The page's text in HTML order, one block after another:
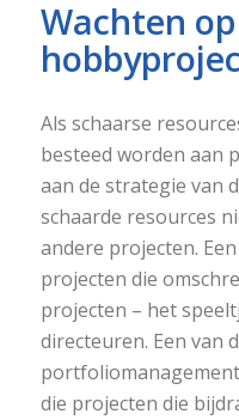
Wachten op
Als schaarse
besteed worden aan
aan de strategie van
schaarde resources
andere projecten.
projecten die
projecten – het
directeuren. Een van
die projecten die